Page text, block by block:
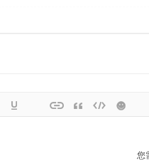
您